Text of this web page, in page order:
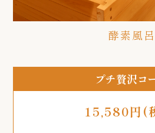
酵素風呂
プチ贅沢コ
15,580円(